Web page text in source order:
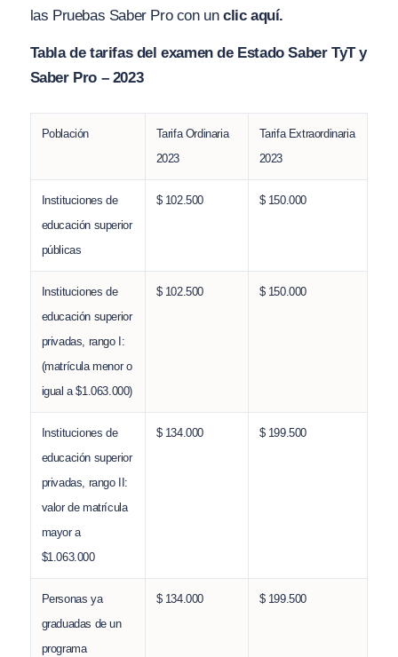
las Pruebas Saber Pro con un clic aquí.
Tabla de tarifas del examen de Estado Saber TyT y
Saber Pro – 2023
Población
Tarifa Ordinaria
2023
Tarifa Extraordinaria
2023
Instituciones de
educación superior
públicas
$ 102.500 $ 150.000
Instituciones de
educación superior
privadas, rango I:
(matrícula menor o
igual a $1.063.000)
$ 102.500 $ 150.000
Instituciones de
educación superior
privadas, rango II:
valor de matrícula
mayor a
$1.063.000
$ 134.000 $ 199.500
Personas ya
graduadas de un
programa
$ 134.000 $ 199.500